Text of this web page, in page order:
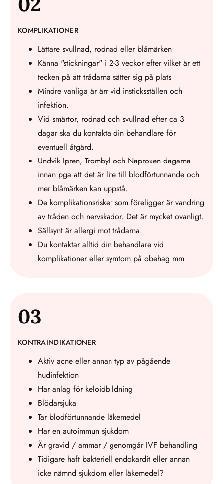
KOMPLIKATIONER
Lättare svullnad, rodnad eller blåmärken
Känna "stickningar" i 2-3 veckor efter vilket är ett
tecken på att trådarna sätter sig på plats
Mindre vanliga är ärr vid insticksställen och
infektion.
Vid smärtor, rodnad och svullnad efter ca 3
dagar ska du kontakta din behandlare för
eventuell åtgärd.
Undvik Ipren, Trombyl och Naproxen dagarna
innan pga att det är lite till blodförtunnande och
mer blåmärken kan uppstå.
De komplikationsrisker som föreligger är vandring
av tråden och nervskador. Det är mycket ovanligt.
Sällsynt är allergi mot trådarna.
Du kontaktar alltid din behandlare vid
komplikationer eller symtom på obehag mm
03
KONTRAINDIKATIONER
Aktiv acne eller annan typ av pågående
hudinfektion
Har anlag för keloidbildning
Blödarsjuka
Tar blodförtunnande läkemedel
Har en autoimmun sjukdom
Är gravid / ammar / genomgår IVF behandling
Tidigare haft bakteriell endokardit eller annan
icke nämnd sjukdom eller läkemedel?